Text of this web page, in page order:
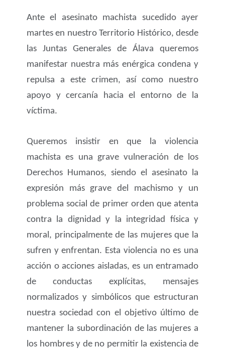
Ante el asesinato machista sucedido ayer
martes en nuestro Territorio Histórico, desde
las Juntas Generales de Álava queremos
manifestar nuestra más enérgica condena y
repulsa a este crimen, así como nuestro
apoyo y cercanía hacia el entorno de la
víctima.
Queremos insistir en que la violencia
machista es una grave vulneración de los
Derechos Humanos, siendo el asesinato la
expresión más grave del machismo y un
problema social de primer orden que atenta
contra la dignidad y la integridad física y
moral, principalmente de las mujeres que la
sufren y enfrentan. Esta violencia no es una
acción o acciones aisladas, es un entramado
de conductas explícitas, mensajes
normalizados y simbólicos que estructuran
nuestra sociedad con el objetivo último de
mantener la subordinación de las mujeres a
los hombres y de no permitir la existencia de